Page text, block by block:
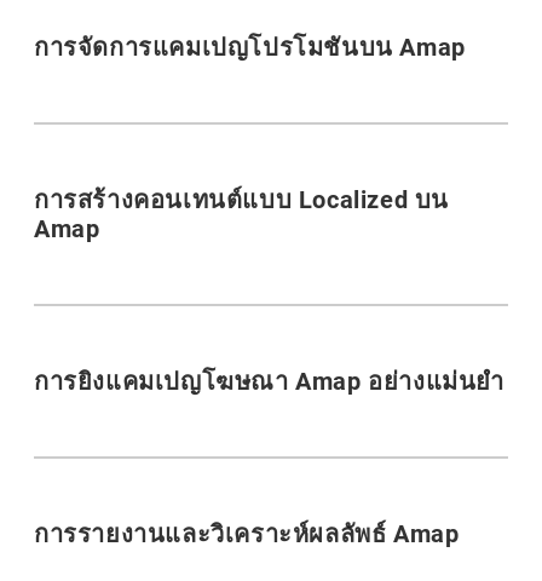
การจัดการแคมเปญโปรโมชันบน Amap
การสร้างคอนเทนต์แบบ Localized บน
Amap
การยิงแคมเปญโฆษณา Amap อย่างแม่นยำ
การรายงานและวิเคราะห์ผลลัพธ์ Amap